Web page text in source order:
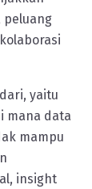
peluang
yaitu
mana data
mampu
insight